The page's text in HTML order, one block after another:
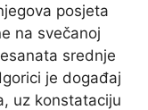
posjeta
na svečanoj
srednje
je događaj
uz konstataciju